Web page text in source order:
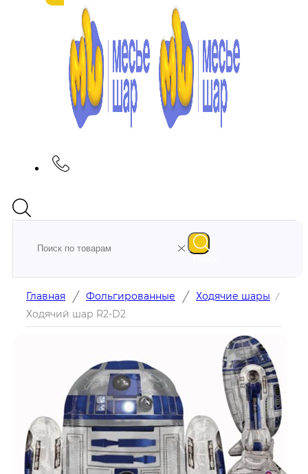
Главная / Фольгированные / Ходячие шары /
Ходячий шар R2-D2